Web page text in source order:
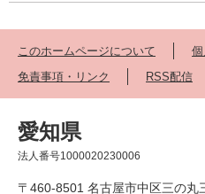
このホームページについて
免責事項・リンク
RSS配信
愛知県
法人番号1000020230006
〒460-8501 名古屋市中区三の丸